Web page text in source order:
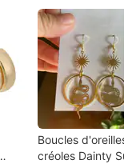
Boucles d'oreilles
créoles Dainty